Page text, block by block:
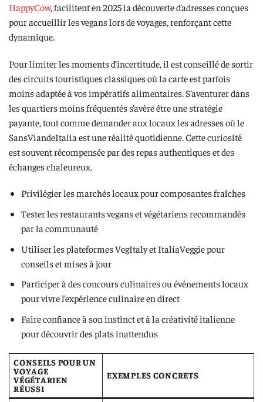
HappyCow, facilitent en 2025 la découverte d’adresses conçues
pour accueillir les vegans lors de voyages, renforçant cette
dynamique.
Pour limiter les moments d’incertitude, il est conseillé de sortir
des circuits touristiques classiques où la carte est parfois
moins adaptée à vos impératifs alimentaires. S’aventurer dans
les quartiers moins fréquentés s’avère être une stratégie
payante, tout comme demander aux locaux les adresses où le
SansViandeItalia est une réalité quotidienne. Cette curiosité
est souvent récompensée par des repas authentiques et des
échanges chaleureux.
Privilégier les marchés locaux pour composantes fraîches
Tester les restaurants vegans et végétariens recommandés
par la communauté
Utiliser les plateformes VegItaly et ItaliaVeggie pour
conseils et mises à jour
Participer à des concours culinaires ou événements locaux
pour vivre l’expérience culinaire en direct
Faire confiance à son instinct et à la créativité italienne
pour découvrir des plats inattendus
CONSEILS POUR UN
VOYAGE
VÉGÉTARIEN
RÉUSSI
EXEMPLES CONCRETS